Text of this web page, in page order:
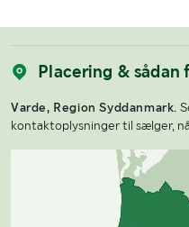
Placering &
Varde, Region Syddanmark.
kontaktoplysninger til sælger,